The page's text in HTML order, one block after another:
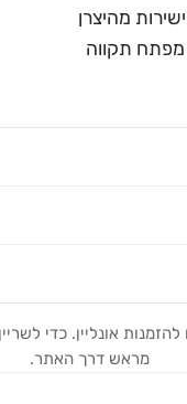
מהיצרן
תקווה
אונליין. כדי
מראש דרך האתר.